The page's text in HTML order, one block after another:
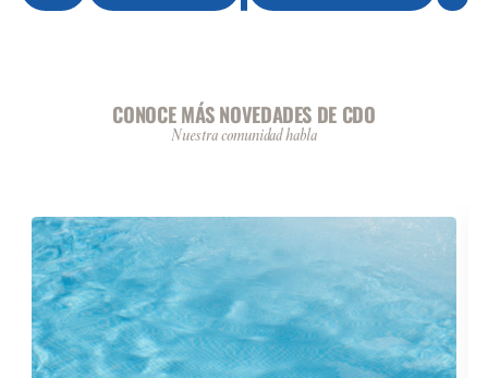
CONOCE MÁS NOVEDADES DE CDO
Nuestra comunidad habla